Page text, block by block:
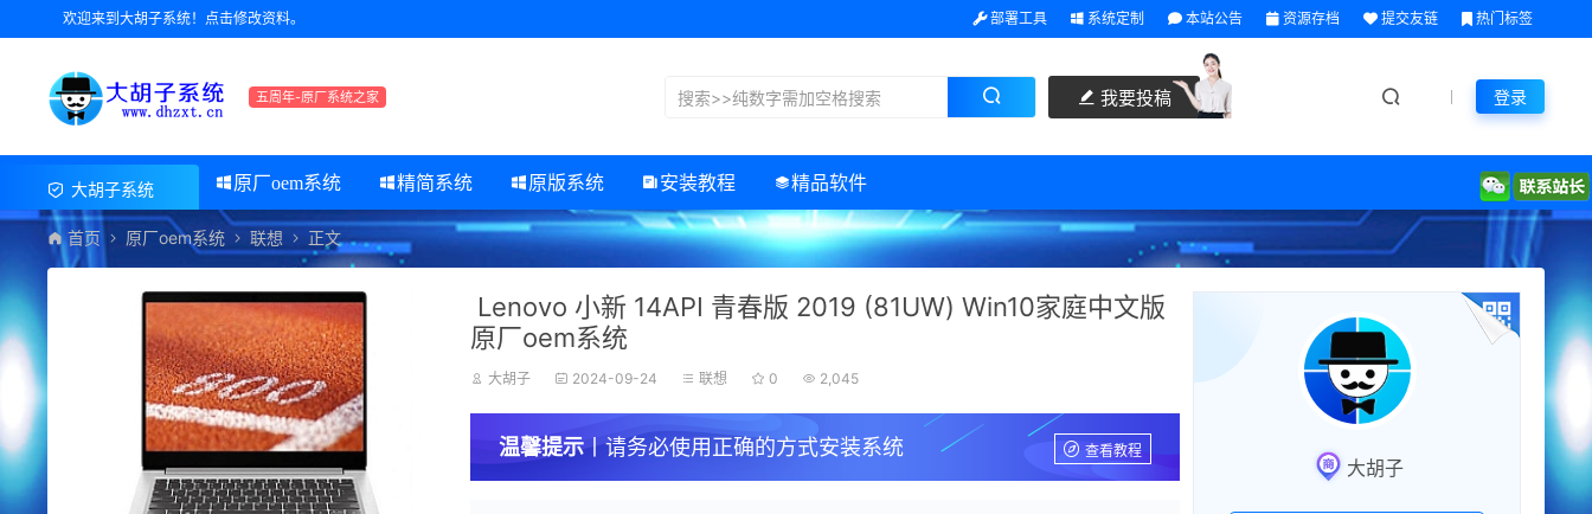
欢迎来到大胡子系统！点击修改资料。 部署工具 系统定制 本站公告 资源存档 提交友链 热门标签
五周年-原厂系统之家 我要投稿 登录
大胡子系统 原厂oem系统 精简系统 原版系统 安装教程 精品软件
首页 原厂oem系统 联想 正文
Lenovo 小新 14API 青春版 2019 (81UW) Win10家庭中文版
原厂oem系统
大胡子 2024-09-24 联想 0 2,045
温馨提示丨请务必使用正确的方式安装系统 查看教程
大胡子